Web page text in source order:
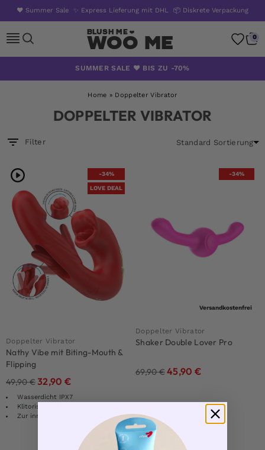
❤️ Summer Sale ✨ Express Lieferung mit DHL 📦 Diskrete Verpackung
Woo Me 0
SUMMER SALE ❤️ BIS ZU -70%
Home » Doppelter Vibrator
DOPPELTER VIBRATOR
Filter
-34%
LOVE DEAL
Doppelter Vibrator
Nathy Vibe mit Biting-Mouth &
Flipping
49,90€32,90 €
Wasserdicht IPX7
Klitoris- und G-Punkt-Vibrator 2-IN-1
Zur inneren und äußeren Stimulation
-34%
Versandkostenfrei
Doppelter Vibrator
Shaker Double Lover Pro
69,90€45,90 €